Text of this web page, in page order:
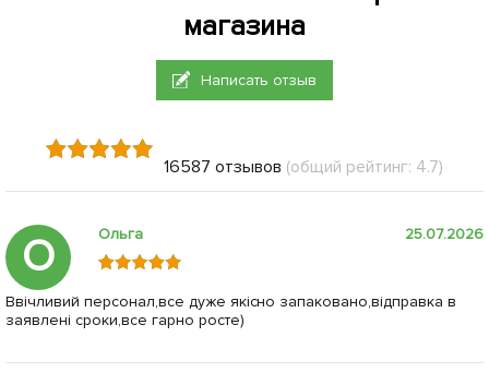
магазина
Написать отзыв
16587 отзывов (общий рейтинг: 4.7)
О Ольга 25.07.2026
Ввічливий персонал,все дуже якісно запаковано,відправка в
заявлені сроки,все гарно росте)